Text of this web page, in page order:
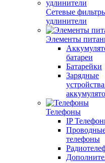
Сетевые
удлинители
Элементы
батареи
Батарейки
Зарядные
Телефоны
IP
телефоны